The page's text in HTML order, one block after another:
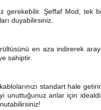
gerekebilir. Şeffaf Mod,
duyabilirsiniz.
en aza indirerek
sahiptir.
standart hale
anlar için